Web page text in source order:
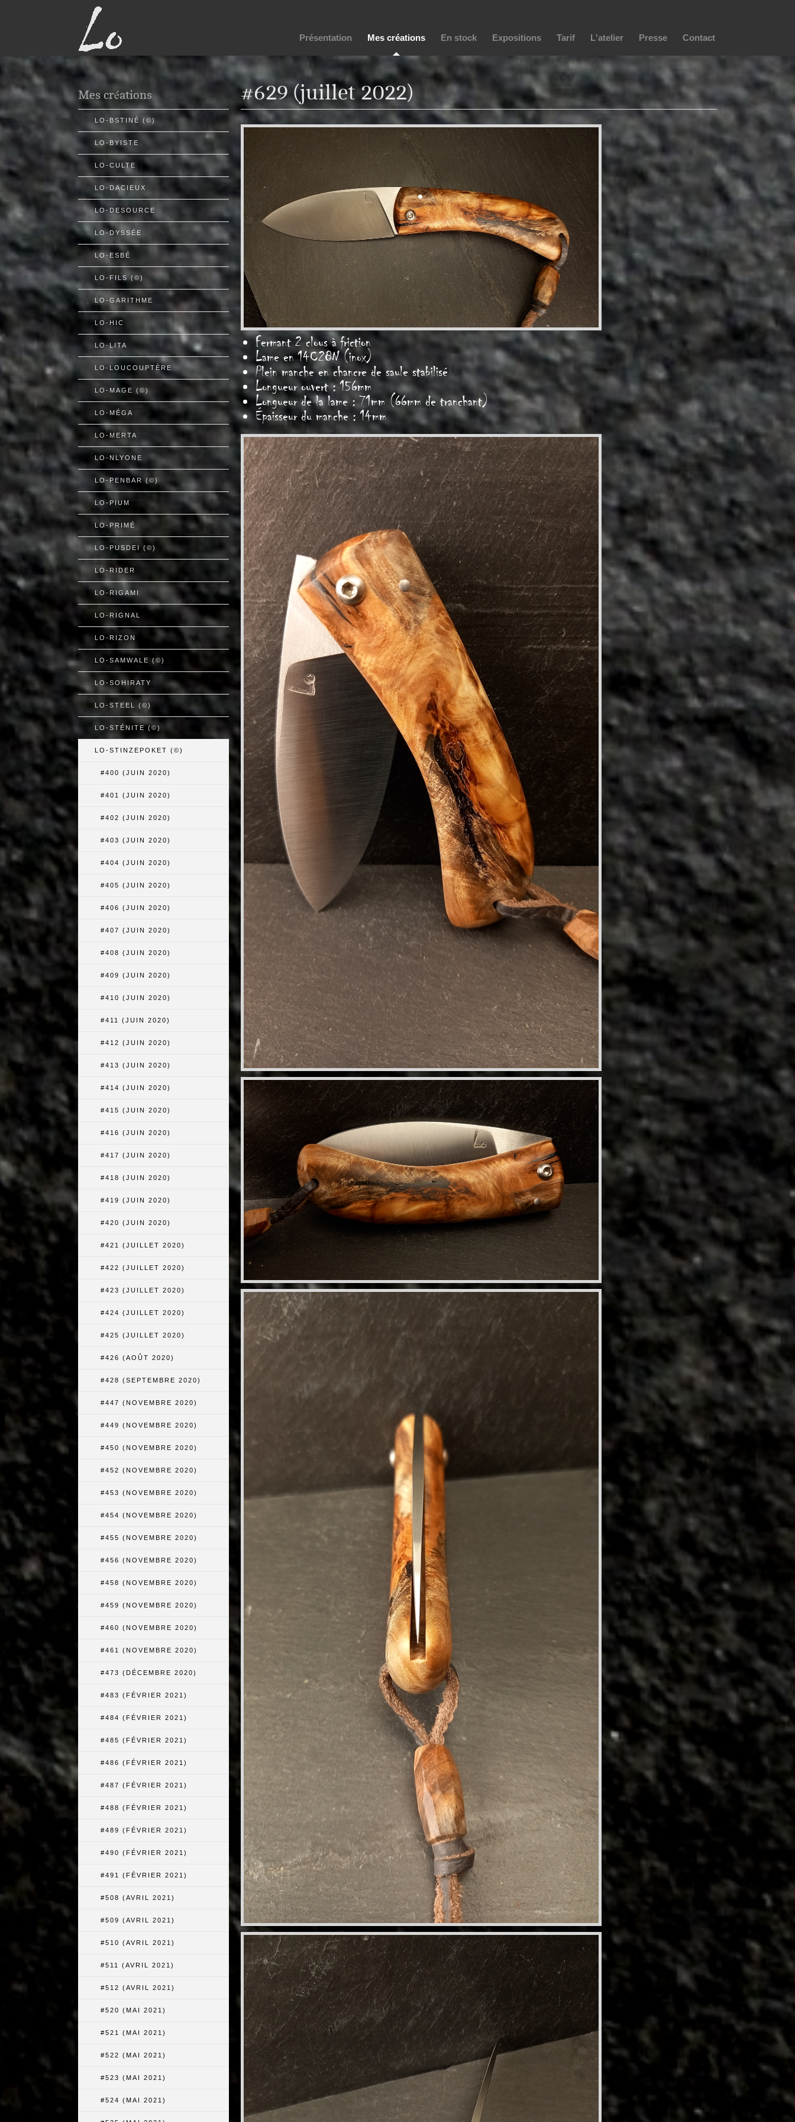
Présentation Mes créations En stock Expositions Tarif L'atelier Presse Contact
Mes créations
LO-BSTINÉ (©)
LO-BYISTE
LO-CULTE
LO-DACIEUX
LO-DESOURCE
LO-DYSSÉE
LO-ESBÉ
LO-FILS (©)
LO-GARITHME
LO-HIC
LO-LITA
LO-LOUCOUPTÈRE
LO-MAGE (©)
LO-MÉGA
LO-MERTA
LO-NLYONE
LO-PENBAR (©)
LO-PIUM
LO-PRIMÉ
LO-PUSDEI (©)
LO-RIDER
LO-RIGAMI
LO-RIGNAL
LO-RIZON
LO-SAMWALE (©)
LO-SOHIRATY
LO-STEEL (©)
LO-STÉNITE (©)
LO-STINZEPOKET (©)
#400 (JUIN 2020)
#401 (JUIN 2020)
#402 (JUIN 2020)
#403 (JUIN 2020)
#404 (JUIN 2020)
#405 (JUIN 2020)
#406 (JUIN 2020)
#407 (JUIN 2020)
#408 (JUIN 2020)
#409 (JUIN 2020)
#410 (JUIN 2020)
#411 (JUIN 2020)
#412 (JUIN 2020)
#413 (JUIN 2020)
#414 (JUIN 2020)
#415 (JUIN 2020)
#416 (JUIN 2020)
#417 (JUIN 2020)
#418 (JUIN 2020)
#419 (JUIN 2020)
#420 (JUIN 2020)
#421 (JUILLET 2020)
#422 (JUILLET 2020)
#423 (JUILLET 2020)
#424 (JUILLET 2020)
#425 (JUILLET 2020)
#426 (AOÛT 2020)
#428 (SEPTEMBRE 2020)
#447 (NOVEMBRE 2020)
#449 (NOVEMBRE 2020)
#450 (NOVEMBRE 2020)
#452 (NOVEMBRE 2020)
#453 (NOVEMBRE 2020)
#454 (NOVEMBRE 2020)
#455 (NOVEMBRE 2020)
#456 (NOVEMBRE 2020)
#458 (NOVEMBRE 2020)
#459 (NOVEMBRE 2020)
#460 (NOVEMBRE 2020)
#461 (NOVEMBRE 2020)
#473 (DÉCEMBRE 2020)
#483 (FÉVRIER 2021)
#484 (FÉVRIER 2021)
#485 (FÉVRIER 2021)
#486 (FÉVRIER 2021)
#487 (FÉVRIER 2021)
#488 (FÉVRIER 2021)
#489 (FÉVRIER 2021)
#490 (FÉVRIER 2021)
#491 (FÉVRIER 2021)
#508 (AVRIL 2021)
#509 (AVRIL 2021)
#510 (AVRIL 2021)
#511 (AVRIL 2021)
#512 (AVRIL 2021)
#520 (MAI 2021)
#521 (MAI 2021)
#522 (MAI 2021)
#523 (MAI 2021)
#524 (MAI 2021)
#629 (juillet 2022)
Fermant 2 clous à friction
Lame en 14C28N (inox)
Plein manche en chancre de saule stabilisé
Longueur ouvert : 156mm
Longueur de la lame : 71mm (66mm de tranchant)
Épaisseur du manche : 14mm